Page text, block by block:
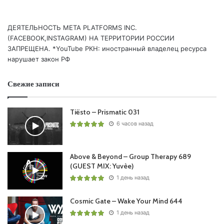
ДЕЯТЕЛЬНОСТЬ МЕТА PLATFORMS INC.
(FACEBOOK,INSTAGRAM) НА ТЕРРИТОРИИ РОССИИ
ЗАПРЕЩЕНА. *YouTube РКН: иностранный владелец ресурса
нарушает закон РФ
Свежие записи
Tiësto – Prismatic 031
6 часов назад
Above & Beyond – Group Therapy 689
(GUEST MIX: Yuvèe)
1 день назад
Cosmic Gate – Wake Your Mind 644
1 день назад